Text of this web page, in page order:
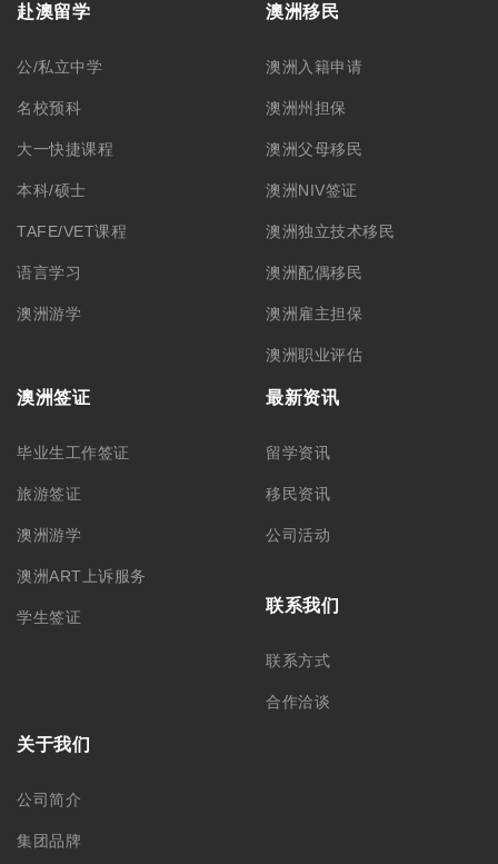
赴澳留学
公/私立中学
名校预科
大一快捷课程
本科/硕士
TAFE/VET课程
语言学习
澳洲游学
澳洲移民
澳洲入籍申请
澳洲州担保
澳洲父母移民
澳洲NIV签证
澳洲独立技术移民
澳洲配偶移民
澳洲雇主担保
澳洲职业评估
澳洲签证
毕业生工作签证
旅游签证
澳洲游学
澳洲ART上诉服务
学生签证
最新资讯
留学资讯
移民资讯
公司活动
联系我们
联系方式
合作洽谈
关于我们
公司简介
集团品牌